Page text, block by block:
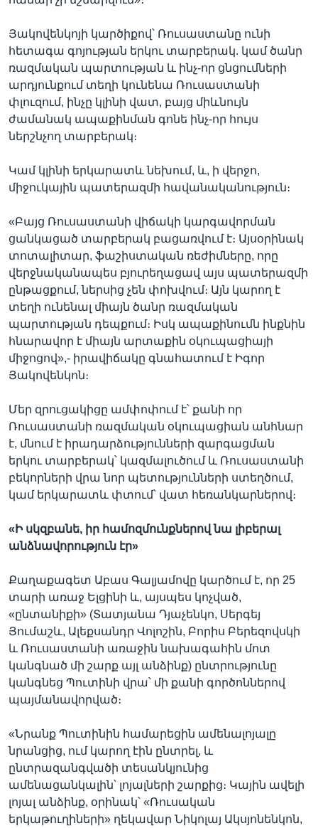
Յակովենկոյի կարծիքով՝ Ռուսաստանը ունի
հետագա գոյության երկու տարբերակ. կամ ծանր
ռազմական պարտության և ինչ-որ ցնցումների
արդյունքում տեղի կունենա Ռուսաստանի
փլուզում, ինչը կլինի վատ, բայց միևնույն
ժամանակ ապաքինման գոնե ինչ-որ հույս
ներշնչող տարբերակ։
Կամ կլինի երկարատև նեխում, և, ի վերջո,
միջուկային պատերազմի հավանականություն։
«Բայց Ռուսաստանի վիճակի կարգավորման
ցանկացած տարբերակ բացառվում է։ Այսօրինակ
տոտալիտար, ֆաշիստական ռեժիմները, որը
վերջնականապես բյուրեղացավ այս պատերազմի
ընթացքում, ներսից չեն փոխվում։ Այն կարող է
տեղի ունենալ միայն ծանր ռազմական
պարտության դեպքում։ Իսկ ապաքինումն ինքնին
հնարավոր է միայն արտաքին օկուպացիայի
միջոցով»,- իրավիճակը գնահատում է Իգոր
Յակովենկոն։
Մեր զրուցակիցը ամփոփում է՝ քանի որ
Ռուսաստանի ռազմական օկուպացիան անհնար
է, մնում է իրադարձությունների զարգացման
երկու տարբերակ՝ կազմալուծում և Ռուսաստանի
բեկորների վրա նոր պետությունների ստեղծում,
կամ երկարատև փտում՝ վատ հեռանկարներով։
«Ի սկզբանե, իր համոզմունքներով նա լիբերալ
անձնավորություն էր»
Քաղաքագետ Աբաս Գալյամովը կարծում է, որ 25
տարի առաջ Ելցինի և, այսպես կոչված,
«ընտանիքի» (Տատյանա Դյաչենկո, Սերգեյ
Յումաշև, Ալեքսանդր Վոլոշին, Բորիս Բերեզովսկի
և Ռուսաստանի առաջին նախագահին մոտ
կանգնած մի շարք այլ անձինք) ընտրությունը
կանգնեց Պուտինի վրա՝ մի քանի գործոններով
պայմանավորված։
«Նրանք Պուտինին համարեցին ամենալոյալը
նրանցից, ում կարող էին ընտրել, և
ընտրազանգվածի տեսանկյունից
ամենացանկալին՝ լոյալների շարքից։ Կային ավելի
լոյալ անձինք, օրինակ՝ «Ռուսական
երկաթուղիների» ղեկավար Նիկոլայ Ակսյոնենկոն,